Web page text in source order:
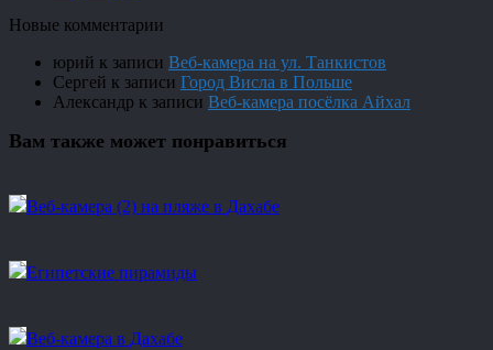
Новые комментарии
юрий к записи Веб-камера на ул. Танкистов
Сергей к записи Город Висла в Польше
Александр к записи Веб-камера посёлка Айхал
Вам также может понравиться
Веб-камера (2) на пляже в Дахабе
Египетские пирамиды
Веб-камера в Дахабе